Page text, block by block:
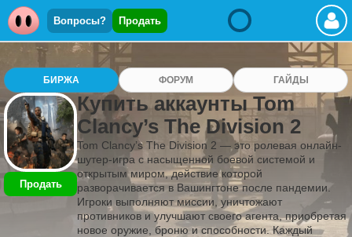
Вопросы? Продать
БИРЖА ФОРУМ ГАЙДЫ
Продать
Купить аккаунты Tom
Clancy’s The Division 2
Tom Clancy’s The Division 2 — это ролевая онлайн-
шутер-игра с насыщенной боевой системой и
открытым миром, действие которой
разворачивается в Вашингтоне после пандемии.
Игроки выполняют миссии, уничтожают
противников и улучшают своего агента, приобретая
новое оружие, броню и способности. Каждый